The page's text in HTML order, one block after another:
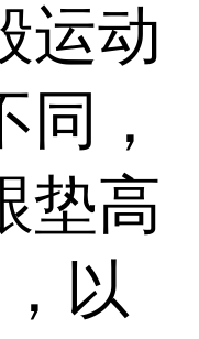
运动
，
垫高
以